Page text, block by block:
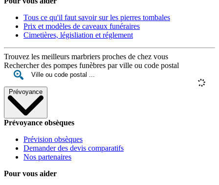
Tous ce qu'il faut savoir sur les pierres tombales
Prix et modèles de caveaux funéraires
Cimetières, législiation et réglement
Trouvez les meilleurs marbriers proches de chez vous
Rechercher des pompes funèbres par ville ou code postal
Prévoyance
Prévoyance obsèques
Prévision obsèques
Demander des devis comparatifs
Nos partenaires
Pour vous aider